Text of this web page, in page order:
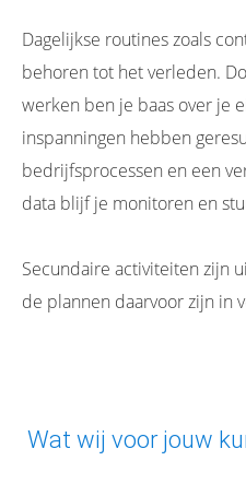
Dagelijkse routines zoals
behoren tot het verleden.
werken ben je baas over je
inspanningen hebben
bedrijfsprocessen en een
data blijf je monitoren en
Secundaire activiteiten zijn
de plannen daarvoor zijn in
Wat wij voor jouw